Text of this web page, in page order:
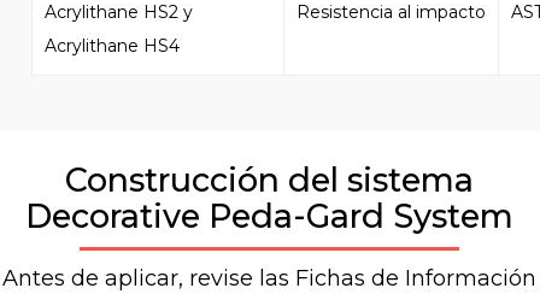
Acrylithane HS2 y
Acrylithane HS4
Resistencia al impacto
Construcción del sistema
Decorative Peda-Gard System
Antes de aplicar, revise las Fichas de Información